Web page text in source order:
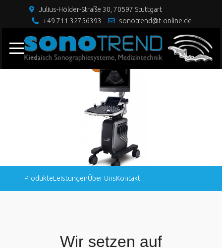
Julius-Hölder-Straße 30, 70597 Stuttgart
+49 711 32756393
sonotrend@t-online.de
ProdukteLeistungenÜber UnsKontakt
Wir setzen auf